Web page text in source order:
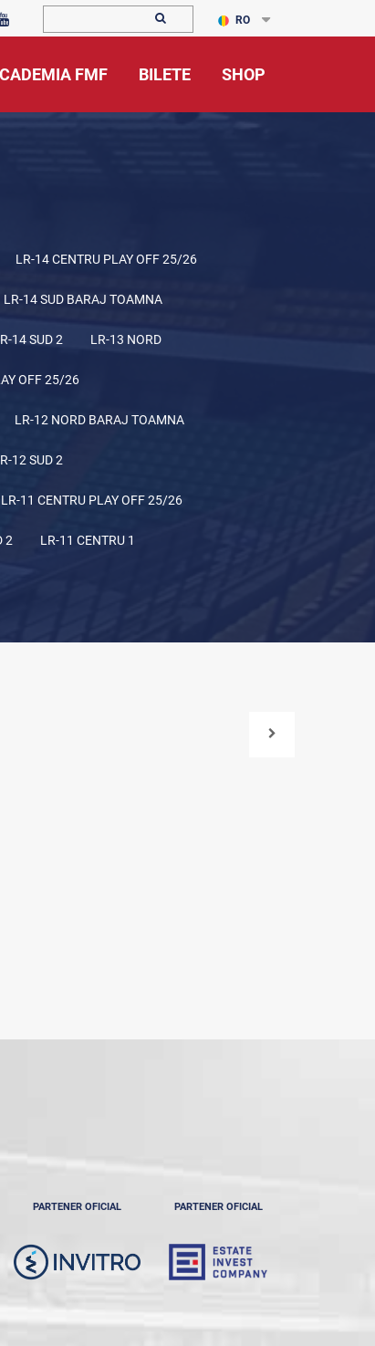
RO
FMF BILETE SHOP
LR-14 CENTRU PLAY OFF 25/26
LR-14 SUD BARAJ TOAMNA
14 SUD 2 LR-13 NORD
OFF 25/26
LR-12 NORD BARAJ TOAMNA
12 SUD 2
LR-11 CENTRU PLAY OFF 25/26
2 LR-11 CENTRU 1
PARTENER OFICIAL PARTENER OFICIAL